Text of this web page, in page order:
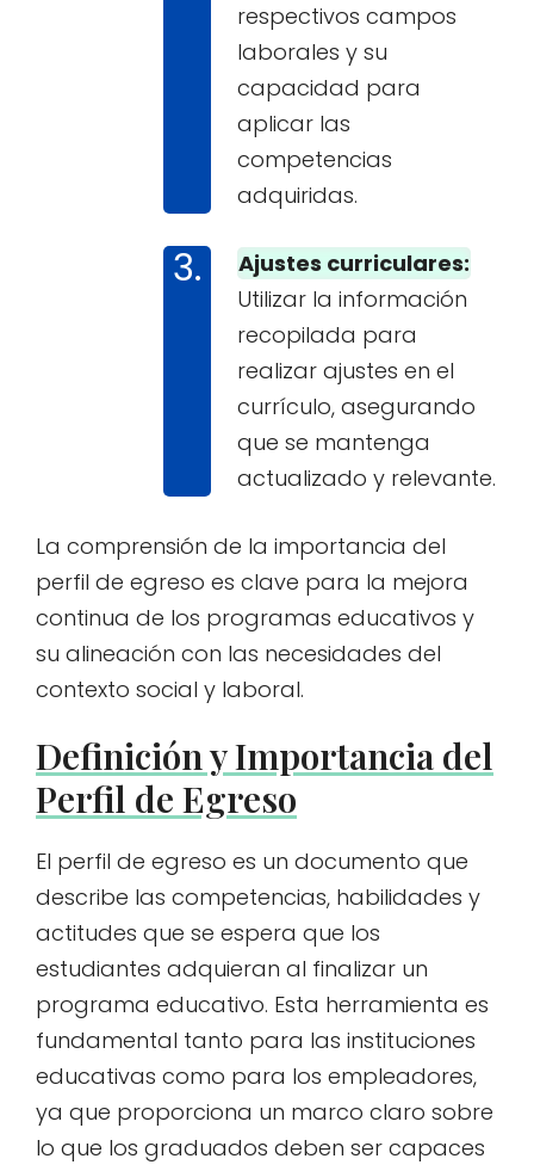
respectivos campos
laborales y su
capacidad para
aplicar las
competencias
adquiridas.
Ajustes curriculares:
Utilizar la información
recopilada para
realizar ajustes en el
currículo, asegurando
que se mantenga
actualizado y relevante.
La comprensión de la importancia del
perfil de egreso es clave para la mejora
continua de los programas educativos y
su alineación con las necesidades del
contexto social y laboral.
Definición y Importancia del
Perfil de Egreso
El perfil de egreso es un documento que
describe las competencias, habilidades y
actitudes que se espera que los
estudiantes adquieran al finalizar un
programa educativo. Esta herramienta es
fundamental tanto para las instituciones
educativas como para los empleadores,
ya que proporciona un marco claro sobre
lo que los graduados deben ser capaces